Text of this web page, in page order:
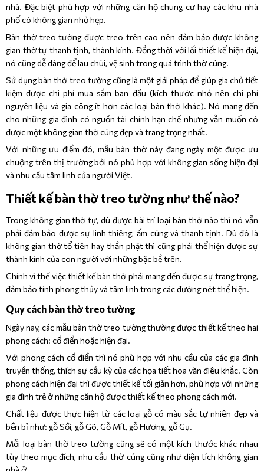
nhà. Đặc biệt phù hợp với những căn hộ chung cư hay các khu nhà
phố có không gian nhỏ hẹp.
Bàn thờ treo tường được treo trên cao nên đảm bảo được không
gian thờ tự thanh tịnh, thành kính. Đồng thời với lối thiết kế hiện đại,
nó cũng dễ dàng để lau chùi, vệ sinh trong quá trình thờ cúng.
Sử dụng bàn thờ treo tường cũng là một giải pháp để giúp gia chủ tiết
kiệm được chi phí mua sắm ban đầu (kích thước nhỏ nên chi phí
nguyên liệu và gia công ít hơn các loại bàn thờ khác). Nó mang đến
cho những gia đình có nguồn tài chính hạn chế nhưng vẫn muốn có
được một không gian thờ cúng đẹp và trang trọng nhất.
Với những ưu điểm đó, mẫu bàn thờ này đang ngày một được ưu
chuộng trên thị trường bởi nó phù hợp với không gian sống hiện đại
và nhu cầu tâm linh của người Việt.
Thiết kế bàn thờ treo tường như thế nào?
Trong không gian thờ tự, dù được bài trí loại bàn thờ nào thì nó vẫn
phải đảm bảo được sự linh thiêng, ấm cúng và thanh tịnh. Dù đó là
không gian thờ tổ tiên hay thần phật thì cũng phải thể hiện được sự
thành kính của con người với những bậc bề trên.
Chính vì thế việc thiết kế bàn thờ phải mang đến được sự trang trọng,
đảm bảo tính phong thủy và tâm linh trong các đường nét thể hiện.
Quy cách bàn thờ treo tường
Ngày nay, các mẫu bàn thờ treo tường thường được thiết kế theo hai
phong cách: cổ điển hoặc hiện đại.
Với phong cách cổ điển thì nó phù hợp với nhu cầu của các gia đình
truyền thống, thích sự cầu kỳ của các họa tiết hoa văn điêu khắc. Còn
phong cách hiện đại thì được thiết kế tối giản hơn, phù hợp với những
gia đình trẻ ở những căn hộ được thiết kế theo phong cách mới.
Chất liệu được thực hiện từ các loại gỗ có màu sắc tự nhiên đẹp và
bền bỉ như: gỗ Sồi, gỗ Gõ, Gỗ Mít, gỗ Hương, gỗ Gụ.
Mỗi loại bàn thờ treo tường cũng sẽ có một kích thước khác nhau
tùy theo mục đích, nhu cầu thờ cúng cũng như diện tích không gian